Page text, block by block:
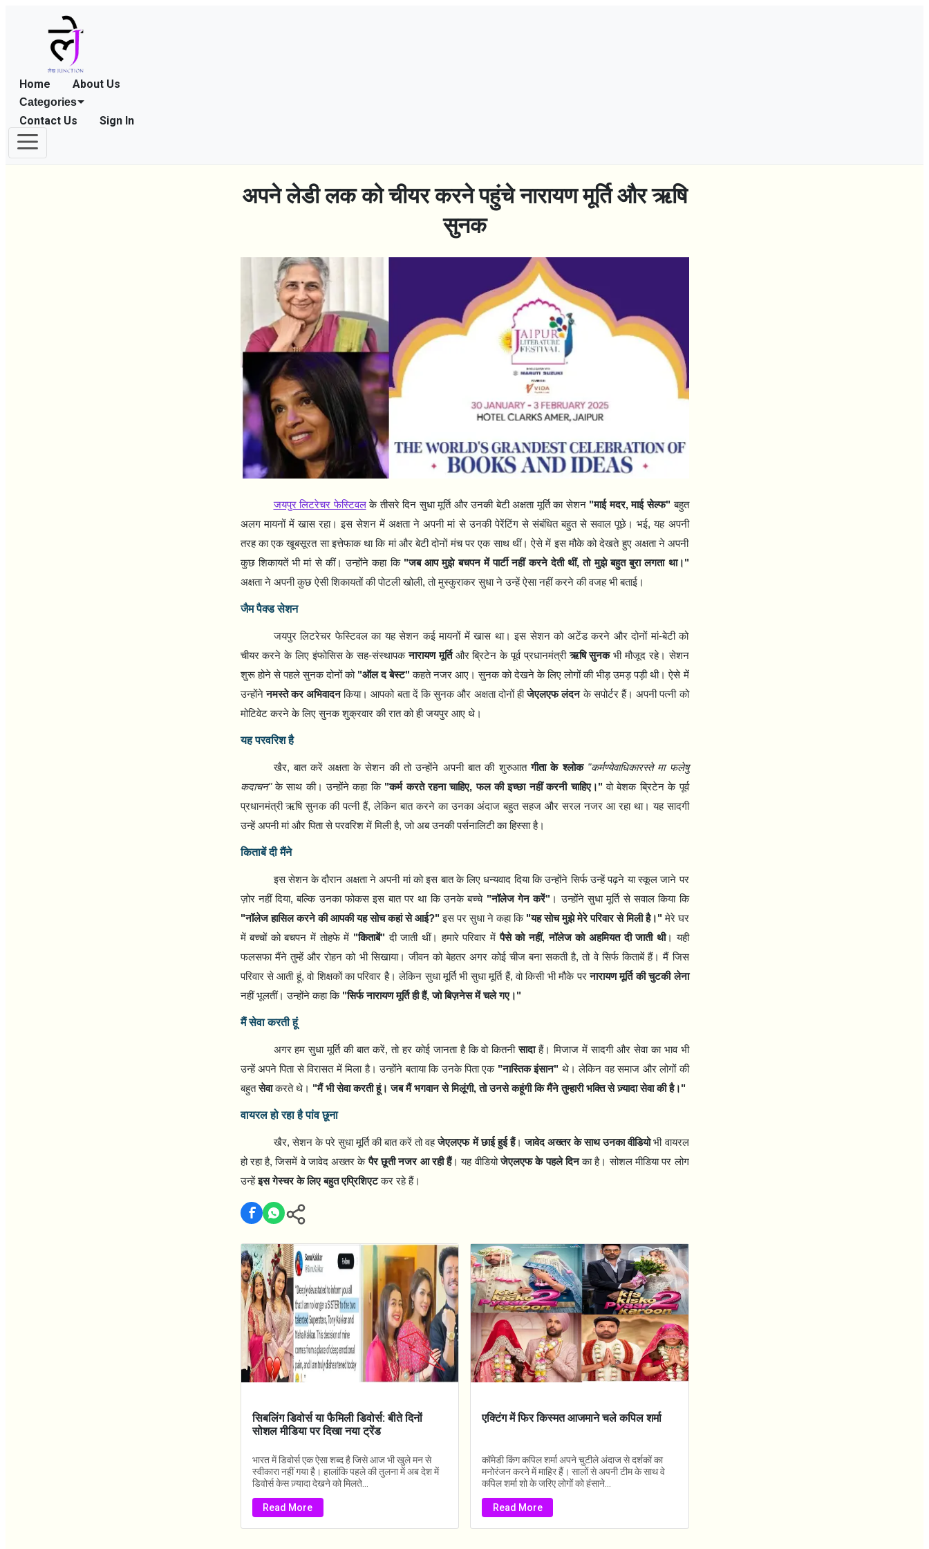
Home About Us
Categories
Contact Us Sign In
अपने लेडी लक को चीयर करने पहुंचे नारायण मूर्ति और ऋषि
सुनक
जयपुर लिटरेचर फेस्टिवलके तीसरे दिन सुधा मूर्ति और उनकी बेटी अक्षता मूर्ति का सेशन "माई मदर,माई सेल्फ" बहुत
अलग मायनों में खास रहा। इस सेशन में अक्षता ने अपनी मां से उनकी पेरेंटिंग से संबंधित बहुत से सवाल पूछे। भई,यह अपनी
तरह का एक खूबसूरत सा इत्तेफाक था कि मां और बेटी दोनों मंच पर एक साथ थीं। ऐसे में इस मौके को देखते हुए अक्षता ने अपनी
कुछ शिकायतें भी मां से कीं। उन्होंने कहा कि "जब आप मुझे बचपन में पार्टी नहीं करने देती थीं,तो मुझे बहुत बुरा लगता था।"
अक्षता ने अपनी कुछ ऐसी शिकायतों की पोटली खोली,तो मुस्कुराकर सुधा ने उन्हें ऐसा नहीं करने की वजह भी बताई।
जैम पैक्ड सेशन
जयपुर लिटरेचर फेस्टिवल का यह सेशन कई मायनों में खास था। इस सेशन को अटेंड करने और दोनों मां-बेटी को
चीयर करने के लिए इंफोसिस के सह-संस्थापक नारायण मूर्ति और ब्रिटेन के पूर्व प्रधानमंत्री ऋषि सुनक भी मौजूद रहे। सेशन
शुरू होने से पहले सुनक दोनों को "ऑल द बेस्ट" कहते नजर आए। सुनक को देखने के लिए लोगों की भीड़ उमड़ पड़ी थी। ऐसे में
उन्होंने नमस्ते कर अभिवादन किया। आपको बता दें कि सुनक और अक्षता दोनों ही जेएलएफ लंदन के सपोर्टर हैं। अपनी पत्नी को
मोटिवेट करने के लिए सुनक शुक्रवार की रात को ही जयपुर आए थे।
यह परवरिश है
खैर,बात करें अक्षता के सेशन की तो उन्होंने अपनी बात की शुरुआत गीता के श्लोक "कर्मण्येवाधिकारस्ते मा फलेषु
कदाचन" के साथ की। उन्होंने कहा कि "कर्म करते रहना चाहिए,फल की इच्छा नहीं करनी चाहिए।" वो बेशक ब्रिटेन के पूर्व
प्रधानमंत्री ऋषि सुनक की पत्नी हैं,लेकिन बात करने का उनका अंदाज बहुत सहज और सरल नजर आ रहा था। यह सादगी
उन्हें अपनी मां और पिता से परवरिश में मिली है,जो अब उनकी पर्सनालिटी का हिस्सा है।
किताबें दी मैंने
इस सेशन के दौरान अक्षता ने अपनी मां को इस बात के लिए धन्यवाद दिया कि उन्होंने सिर्फ उन्हें पढ़ने या स्कूल जाने पर
ज़ोर नहीं दिया,बल्कि उनका फोकस इस बात पर था कि उनके बच्चे "नॉलेज गेन करें" । उन्होंने सुधा मूर्ति से सवाल किया कि
"नॉलेज हासिल करने की आपकी यह सोच कहां से आई?" इस पर सुधा ने कहा कि "यह सोच मुझे मेरे परिवार से मिली है।" मेरे घर
में बच्चों को बचपन में तोहफे में "किताबें" दी जाती थीं। हमारे परिवार में पैसे को नहीं,नॉलेज को अहमियत दी जाती थी। यही
फलसफा मैंने तुम्हें और रोहन को भी सिखाया। जीवन को बेहतर अगर कोई चीज बना सकती है,तो वे सिर्फ किताबें हैं। मैं जिस
परिवार से आती हूं,वो शिक्षकों का परिवार है। लेकिन सुधा मूर्ति भी सुधा मूर्ति हैं,वो किसी भी मौके पर नारायण मूर्ति की चुटकी लेना
नहीं भूलतीं। उन्होंने कहा कि "सिर्फ नारायण मूर्ति ही हैं,जो बिज़नेस में चले गए।"
मैं सेवा करती हूं
अगर हम सुधा मूर्ति की बात करें,तो हर कोई जानता है कि वो कितनी सादा हैं। मिजाज में सादगी और सेवा का भाव भी
उन्हें अपने पिता से विरासत में मिला है। उन्होंने बताया कि उनके पिता एक "नास्तिक इंसान" थे। लेकिन वह समाज और लोगों की
बहुत सेवा करते थे। "मैं भी सेवा करती हूं। जब मैं भगवान से मिलूंगी,तो उनसे कहूंगी कि मैंने तुम्हारी भक्ति से ज़्यादा सेवा की है।"
वायरल हो रहा है पांव छूना
खैर,सेशन के परे सुधा मूर्ति की बात करें तो वह जेएलएफ में छाई हुई हैं। जावेद अख्तर के साथ उनका वीडियो भी वायरल
हो रहा है,जिसमें वे जावेद अख्तर के पैर छूती नजर आ रही हैं। यह वीडियो जेएलएफ के पहले दिन का है। सोशल मीडिया पर लोग
उन्हें इस गेस्चर के लिए बहुत एप्रिशिएट कर रहे हैं।
सिबलिंग डिवोर्स या फैमिली डिवोर्स: बीते दिनों
सोशल मीडिया पर दिखा नया ट्रेंड
भारत में डिवोर्स एक ऐसा शब्द है जिसे आज भी खुले मन से
स्वीकारा नहीं गया है। हालांकि पहले की तुलना में अब देश में
डिवोर्स केस ज़्यादा देखने को मिलते...
Read More
एक्टिंग में फिर किस्‍मत आजमाने चले कपिल शर्मा
कॉमेडी किंग कपिल शर्मा अपने चुटीले अंदाज से दर्शकों का
मनोरंजन करने में माहिर हैं। सालों से अपनी टीम के साथ वे
कपिल शर्मा शो के जरिए लोगों को हंसाने...
Read More